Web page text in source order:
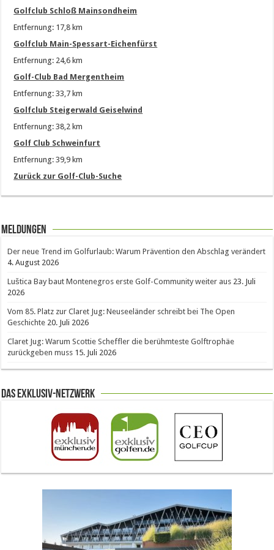
Golfclub Schloß Mainsondheim
Entfernung: 17,8 km
Golfclub Main-Spessart-Eichenfürst
Entfernung: 24,6 km
Golf-Club Bad Mergentheim
Entfernung: 33,7 km
Golfclub Steigerwald Geiselwind
Entfernung: 38,2 km
Golf Club Schweinfurt
Entfernung: 39,9 km
Zurück zur Golf-Club-Suche
Meldungen
Der neue Trend im Golfurlaub: Warum Prävention den Abschlag verändert
4. August 2026
Luštica Bay baut Montenegros erste Golf-Community weiter aus 23. Juli
2026
Vom 85. Platz zur Claret Jug: Neuseeländer schreibt bei The Open
Geschichte 20. Juli 2026
Claret Jug: Warum Scottie Scheffler die berühmteste Golftrophäe
zurückgeben muss 15. Juli 2026
Das Exklusiv-Netzwerk